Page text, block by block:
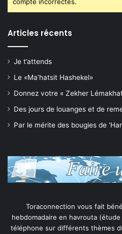
compte incorrectes.
Articles récents
Je t’attends
Le «Ma’hatsit Hashekel»
Donnez votre « Zekher
Des jours de louanges et de
Par le mérite des bougies de
Toraconnection vous fait
hebdomadaire en havrouta
téléphone sur différents thèmes